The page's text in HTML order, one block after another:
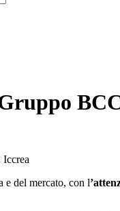
e del mercato, con l